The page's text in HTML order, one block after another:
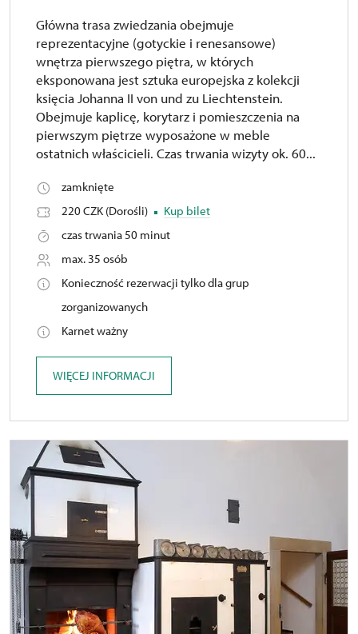
Główna trasa zwiedzania obejmuje
reprezentacyjne (gotyckie i renesansowe)
wnętrza pierwszego piętra, w których
eksponowana jest sztuka europejska z kolekcji
księcia Johanna II von und zu Liechtenstein.
Obejmuje kaplicę, korytarz i pomieszczenia na
pierwszym piętrze wyposażone w meble
ostatnich właścicieli. Czas trwania wizyty ok. 60...
zamknięte
220 CZK (Dorośli)
Kup bilet
czas trwania 50 minut
max. 35 osób
Konieczność rezerwacji tylko dla grup
zorganizowanych
Karnet ważny
WIĘCEJ INFORMACJI